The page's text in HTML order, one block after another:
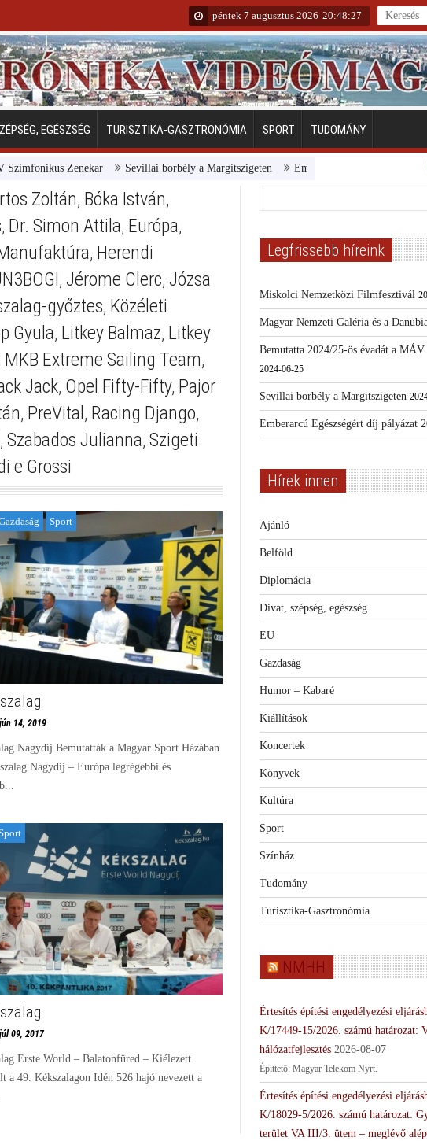
péntek 7 augusztus 2026 20:48:28
EGÉSZSÉG TURISZTIKA-GASZTRONÓMIA SPORT TUDOMÁNY
Zenekar Sevillai borbély a Margitszigeten Emberarcú Egészségért díj pályázat
Zoltán, Bóka István,
, Dr. Simon Attila, Európa,
, Herendi
, Jérome Clerc, Józsa
győztes, Közéleti
Gyula, Litkey Balmaz, Litkey
MKB Extreme Sailing Team,
Jack, Opel Fifty-Fifty, Pajor
, PreVital , Racing Django,
, Szabados Julianna, Szigeti
e Grossi
Sport
jún 14, 2019
Nagydíj Bemutatták a Magyar Sport Házában
Nagydíj – Európa legrégebbi és
júl 09, 2017
Erste World – Balatonfüred – Kiélezett
a 49. Kékszalagon Idén 526 hajó nevezett a
Legfrissebb híreink
Miskolci Nemzetközi Filmfesztivál
Magyar Nemzeti Galéria és a
Bemutatta 2024/25-ös évadát a
2024-06-25
Sevillai borbély a Margitszigeten
Emberarcú Egészségért díj pályázat
Hírek innen
Ajánló
Belföld
Diplomácia
Divat, szépség, egészség
EU
Gazdaság
Humor – Kabaré
Kiállítások
Koncertek
Könyvek
Kultúra
Sport
Színház
Tudomány
Turisztika-Gasztronómia
NMHH
Értesítés építési engedélyezési
K/17449-15/2026. számú határozat:
hálózatfejlesztés 2026-08-07
Építtető: Magyar Telekom Nyrt.
Értesítés építési engedélyezési
K/18029-5/2026. számú határozat:
terület VA III/3. ütem – meglévő